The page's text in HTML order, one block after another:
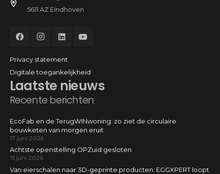
Laatste nieuws
Recente berichten
EcoFab en de TerugWINwoning: zo ziet de circulaire
bouwketen van morgen eruit
17 juni 2026
Achtste openstelling OPZuid gesloten
15 juni 2026
Van eierschalen naar 3D-geprinte producten: EGGXPERT loopt
5611 AZ Eindhoven
Privacy statement
Digitale toegankelijkheid